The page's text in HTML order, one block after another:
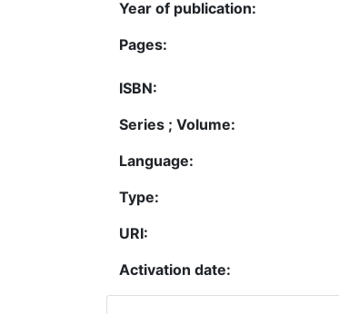
Year of publication:
Pages:
ISBN:
Series ; Volume:
Language:
Type:
URI:
Activation date: